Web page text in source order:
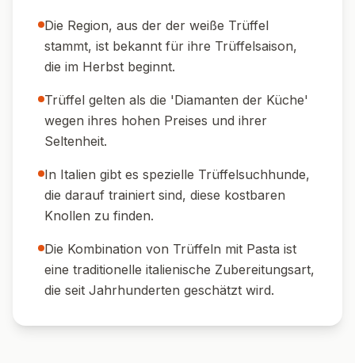
Die Region, aus der der weiße Trüffel
stammt, ist bekannt für ihre Trüffelsaison,
die im Herbst beginnt.
Trüffel gelten als die 'Diamanten der Küche'
wegen ihres hohen Preises und ihrer
Seltenheit.
In Italien gibt es spezielle Trüffelsuchhunde,
die darauf trainiert sind, diese kostbaren
Knollen zu finden.
Die Kombination von Trüffeln mit Pasta ist
eine traditionelle italienische Zubereitungsart,
die seit Jahrhunderten geschätzt wird.